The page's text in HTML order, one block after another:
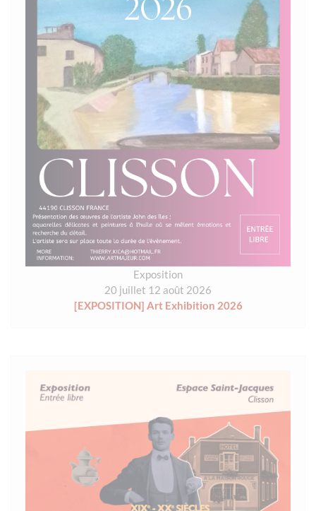
Exposition
20 juillet 12 août 2026
[EXPOSITION] Art Exhibition 2026